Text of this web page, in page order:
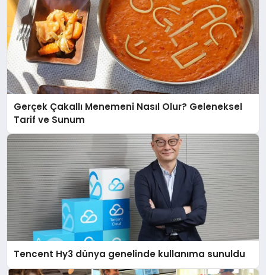
Gerçek Çakallı Menemeni Nasıl Olur? Geleneksel
Tarif ve Sunum
Tencent Hy3 dünya genelinde kullanıma sunuldu